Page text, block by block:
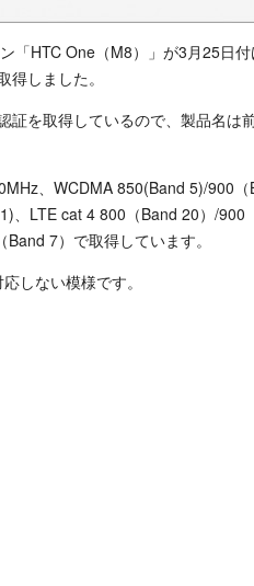
「HTC One（M8）」が3月25日
しました。
証を取得しているので、製品名は
、WCDMA 850(Band 5)/900（
、LTE cat 4 800（Band 20）/900
7）で取得しています。
しない模様です。